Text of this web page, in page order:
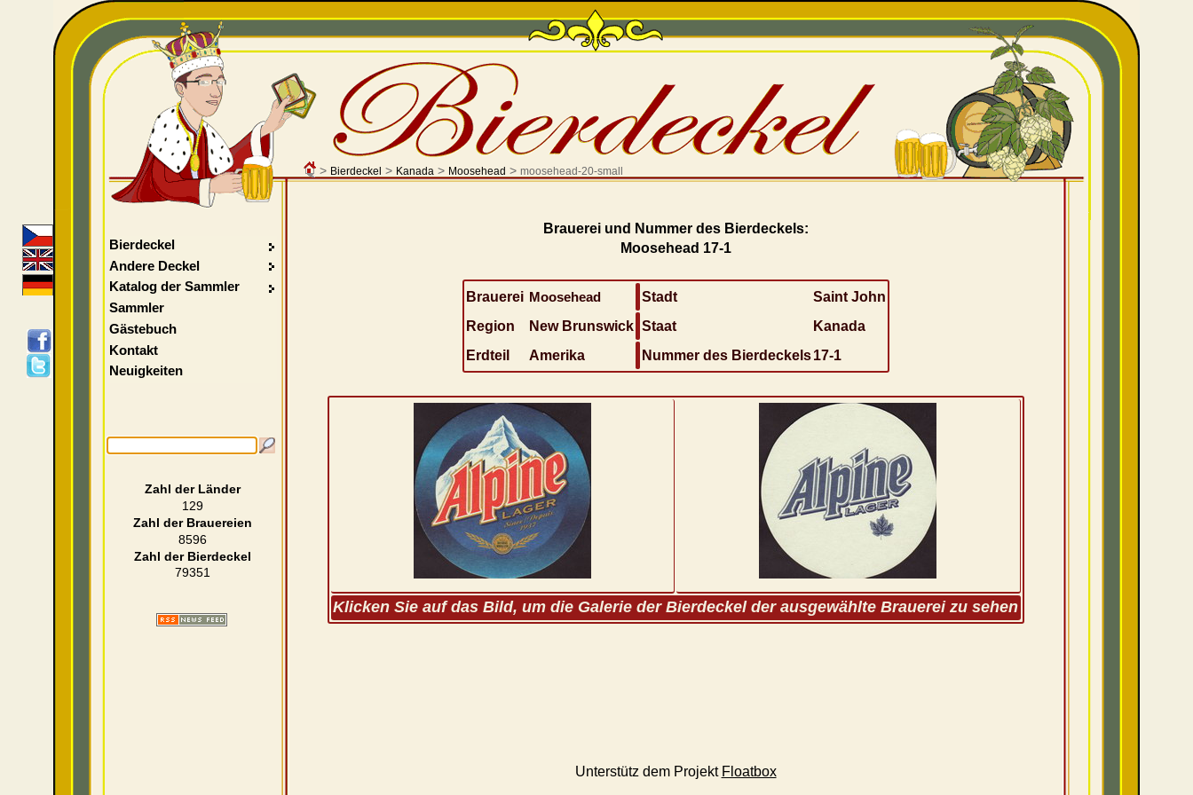
> Bierdeckel > Kanada> Moosehead > moosehead-20-small
Brauerei und Nummer des Bierdeckels:
Moosehead 17-1
Brauerei Moosehead Stadt
Saint John
Region
New Brunswick Staat
Kanada
Erdteil
Amerika Nummer des Bierdeckels 17-1
Klicken Sie auf das Bild, um die Galerie der Bierdeckel der ausgewählte Brauerei zu sehen
Unterstütz dem Projekt Floatbox
Bierdeckel
Andere Deckel
Katalog der Sammler
Sammler
Gästebuch
Kontakt
Neuigkeiten
Zahl der Länder
129
Zahl der Brauereien
8596
Zahl der Bierdeckel
79351